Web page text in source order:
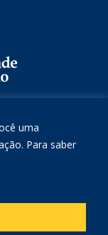
uma
Para saber